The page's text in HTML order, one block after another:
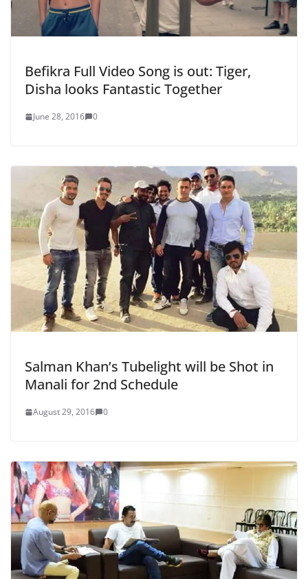
Befikra Full Video Song is out: Tiger,
Disha looks Fantastic Together
June 28, 2016 0
Salman Khan’s Tubelight will be Shot in
Manali for 2nd Schedule
August 29, 2016 0